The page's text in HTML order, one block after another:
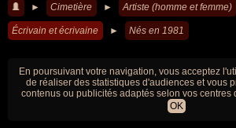
► Cimetière ► Artiste (homme et femme)
Écrivain et écrivaine ► Nés en 1981
En poursuivant votre navigation, vous acceptez
de réaliser des statistiques d'audiences et vous
contenus ou publicités adaptés selon vos centres
OK